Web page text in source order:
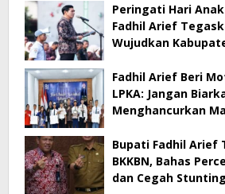
Peringati Hari
Fadhil Arief
Wujudkan
Fadhil Arief Beri
LPKA: Jangan
Menghancurkan
Bupati Fadhil Arief
BKKBN, Bahas
dan Cegah Stunting